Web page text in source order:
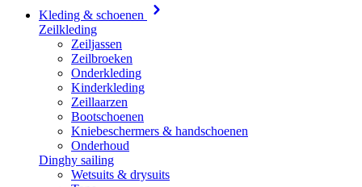
Kleding & schoenen
Zeilkleding
Zeiljassen
Zeilbroeken
Onderkleding
Kinderkleding
Zeillaarzen
Bootschoenen
Kniebeschermers & handschoenen
Onderhoud
Dinghy sailing
Wetsuits & drysuits